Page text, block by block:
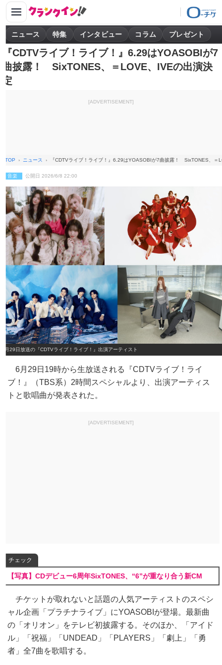
ニュース 特集 インタビュー コラム プレゼント
『CDTVライブ！ライブ！』6.29はYOASOBIが7
曲披露！ SixTONES、＝LOVE、IVEの出演決
定
[ADVERTISEMENT]
TOP ニュース 『CDTVライブ！ライブ！』6.29はYOASOBIが7曲披露！ SixTONES、＝
音楽 公開日 2026/6/8 22:00
6月29日放送の『CDTVライブ！ライブ！』出演アーティスト
6月29日19時から生放送される『CDTVライブ！ライ
ブ！』（TBS系）2時間スペシャルより、出演アーティス
トと歌唱曲が発表された。
[ADVERTISEMENT]
チェック
【写真】CDデビュー6周年SixTONES、“6”が重なり合う新CM
チケットが取れないと話題の人気アーティストのスペシ
ャル企画「プラチナライブ」にYOASOBIが登場。最新曲
の「オリオン」をテレビ初披露する。そのほか、「アイド
ル」「祝福」「UNDEAD」「PLAYERS」「劇上」「勇
者」全7曲を歌唱する。